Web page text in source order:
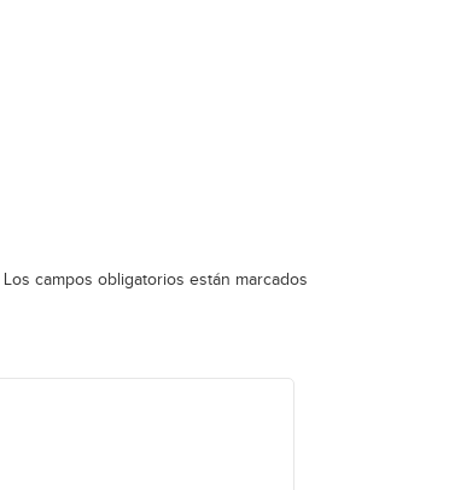
Los campos obligatorios están marcados